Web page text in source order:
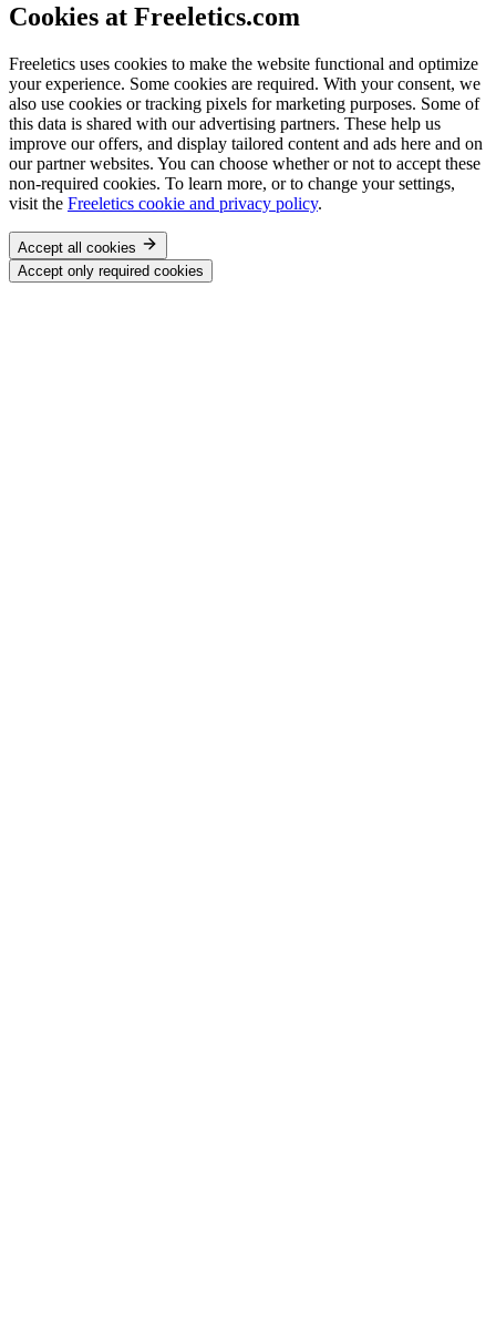
Cookies at Freeletics.com
Freeletics uses cookies to make the website functional and optimize
your experience. Some cookies are required. With your consent, we
also use cookies or tracking pixels for marketing purposes. Some of
this data is shared with our advertising partners. These help us
improve our offers, and display tailored content and ads here and on
our partner websites. You can choose whether or not to accept these
non-required cookies. To learn more, or to change your settings,
visit the Freeletics cookie and privacy policy.
Accept all cookies
Accept only required cookies